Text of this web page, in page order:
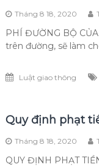
Tháng 8 18, 2020
PHÍ ĐƯỜNG BỘ
trên đường, sẽ làm
Luật giao thông
Quy định phạt
Tháng 8 18, 2020
QUY ĐỊNH PHẠT